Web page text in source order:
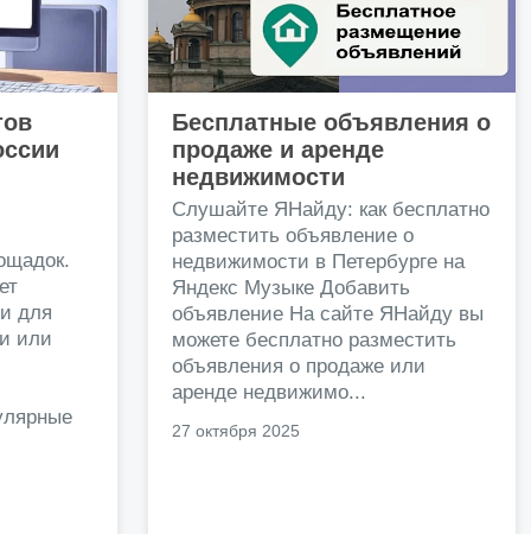
для
или
Бесплатные объявления о
продаже и аренде
недвижимости
Слушайте ЯНайду: как бесплатно
разместить объявление о
недвижимости в Петербурге на
Яндекс Музыке Добавить
объявление На сайте ЯНайду вы
можете бесплатно разместить
объявления о продаже или
аренде недвижимо...
27 октября 2025